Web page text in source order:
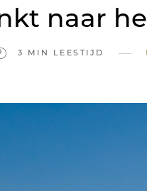
naar
3 MIN LEESTIJD —